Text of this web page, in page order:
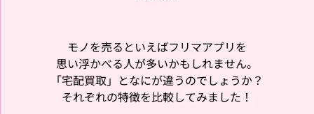
RIIZE EUNSEOK 2024 FAN
CON RIIZING DAY FINALE
RIIZE SHOTARO FAN CON
RIIZING DAY FINALE SEO
モノを売るといえばフリマアプリを
思い浮かべる人が多いかもしれません。
「宅配買取」となにが違うのでしょうか？
それぞれの特徴を比較してみました！